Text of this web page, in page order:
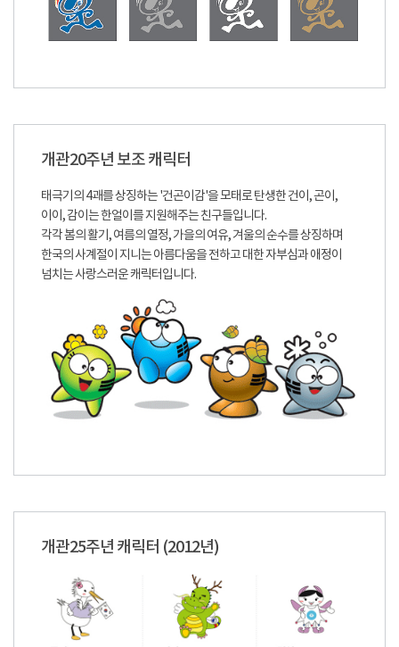
개관20주년 보조 캐릭터
태극기의 4괘를 상징하는 '건곤이감'을 모태로 탄생한 건이, 곤이,
이이, 감이는 한얼이를 지원해주는 친구들입니다.
각각 봄의 활기, 여름의 열정, 가을의 여유, 겨울의 순수를 상징하며
한국의 사계절이 지니는 아름다움을 전하고 대한 자부심과 애정이
넘치는 사랑스러운 캐릭터입니다.
개관25주년 캐릭터 (2012년)